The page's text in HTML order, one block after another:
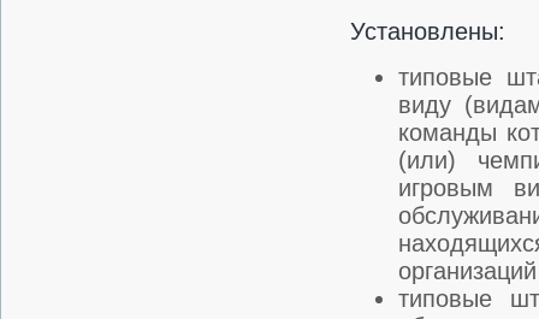
Установлены:
типовые
виду
команды
(или)
игровым
типовые